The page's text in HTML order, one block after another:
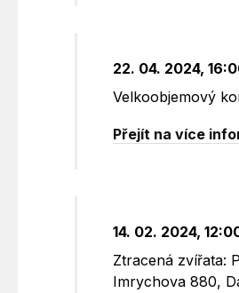
22. 04. 2024,
Velkoobjemový
Přejít na více
14. 02. 2024,
Ztracená zvířata:
Imrychova 880,